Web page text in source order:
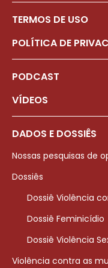
TERMOS DE USO
POLÍTICA DE
PODCAST
VÍDEOS
DADOS E DOSSIÊS
Nossas pesquisas de
Dossiês
Dossiê Violência
Dossiê Feminicídio
Dossiê Violência
Violência contra as